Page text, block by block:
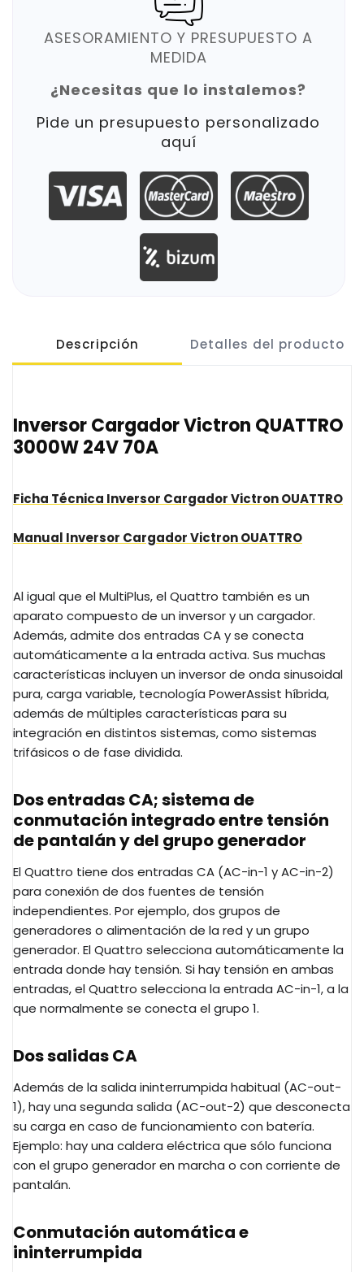
ASESORAMIENTO Y PRESUPUESTO A
MEDIDA
¿Necesitas que lo instalemos?
Pide un presupuesto personalizado
aquí
Descripción Detalles del producto
Inversor Cargador Victron QUATTRO
3000W 24V 70A
Ficha Técnica Inversor Cargador Victron OUATTRO
Manual Inversor Cargador Victron OUATTRO
Al igual que el MultiPlus, el Quattro también es un
aparato compuesto de un inversor y un cargador.
Además, admite dos entradas CA y se conecta
automáticamente a la entrada activa. Sus muchas
características incluyen un inversor de onda sinusoidal
pura, carga variable, tecnología PowerAssist híbrida,
además de múltiples características para su
integración en distintos sistemas, como sistemas
trifásicos o de fase dividida.
Dos entradas CA; sistema de
conmutación integrado entre tensión
de pantalán y del grupo generador
El Quattro tiene dos entradas CA (AC-in-1 y AC-in-2)
para conexión de dos fuentes de tensión
independientes. Por ejemplo, dos grupos de
generadores o alimentación de la red y un grupo
generador. El Quattro selecciona automáticamente la
entrada donde hay tensión. Si hay tensión en ambas
entradas, el Quattro selecciona la entrada AC-in-1, a la
que normalmente se conecta el grupo 1.
Dos salidas CA
Además de la salida ininterrumpida habitual (AC-out-
1), hay una segunda salida (AC-out-2) que desconecta
su carga en caso de funcionamiento con batería.
Ejemplo: hay una caldera eléctrica que sólo funciona
con el grupo generador en marcha o con corriente de
pantalán.
Conmutación automática e
ininterrumpida